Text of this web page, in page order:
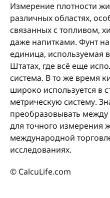
Измерение плотности
различных областях,
связанных с топливом,
даже напитками. Фунт
единица, используемая
Штатах, где всё еще
система. В то же время
широко используется в
метрическую систему.
преобразовывать
для точного измерения
международной
исследованиях.
© CalcuLife.com